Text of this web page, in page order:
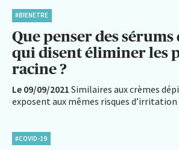
#BIENETRE
Que penser des
qui disent éliminer les
racine ?
Le 09/09/2021 Similaires aux crèmes
exposent aux mêmes risques d’irritation
#COVID-19